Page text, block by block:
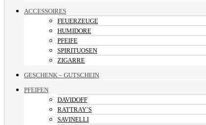
ACCESSOIRES
FEUERZEUGE
HUMIDORE
PFEIFE
SPIRITUOSEN
ZIGARRE
GESCHENK – GUTSCHEIN
PFEIFEN
DAVIDOFF
RATTRAY´S
SAVINELLI